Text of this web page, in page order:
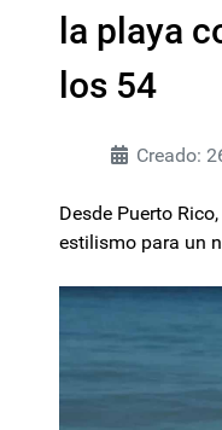
la playa
los 54
Creado:
Desde Puerto
estilismo para un